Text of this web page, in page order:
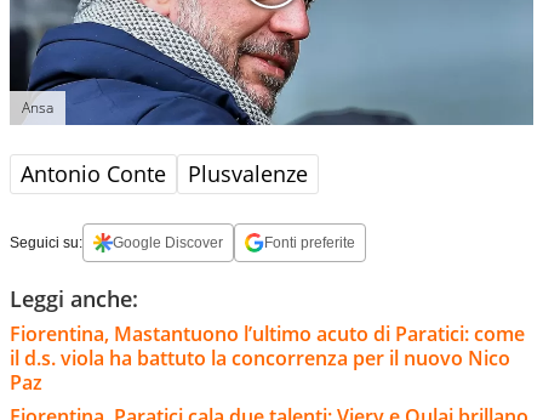
Ansa
Antonio Conte Plusvalenze
Seguici su: Google Discover Fonti preferite
Leggi anche:
Fiorentina, Mastantuono l’ultimo acuto di Paratici: come
il d.s. viola ha battuto la concorrenza per il nuovo Nico
Paz